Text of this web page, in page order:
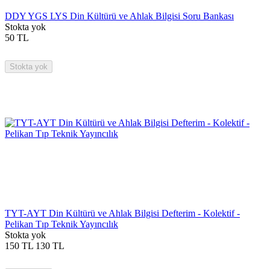
DDY YGS LYS Din Kültürü ve Ahlak Bilgisi Soru Bankası
Stokta yok
50 TL
Stokta yok
TYT-AYT Din Kültürü ve Ahlak Bilgisi Defterim - Kolektif -
Pelikan Tıp Teknik Yayıncılık
Stokta yok
150 TL 130 TL